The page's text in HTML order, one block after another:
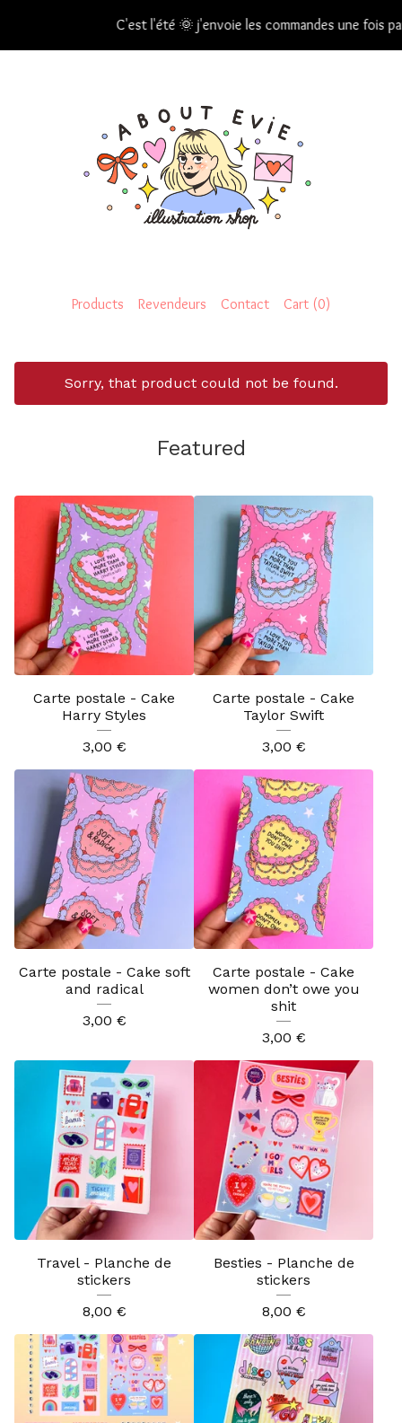
C'est l'été 🌞 j'envoie les commandes une fois par
Products Revendeurs Contact Cart (0)
Sorry, that product could not be found.
Featured
Carte postale - Cake
Harry Styles
3,00 €
Carte postale - Cake
Taylor Swift
3,00 €
Carte postale - Cake soft
and radical
3,00 €
Carte postale - Cake
women don’t owe you
shit
3,00 €
Travel - Planche de
stickers
8,00 €
Besties - Planche de
stickers
8,00 €